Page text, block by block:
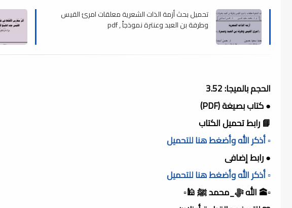
تحميل بحث أزمة الذات الشعرية معلقات امرئ القيس
وطرفة بن العبد وعنترة نموذجاً , pdf
الحجم بالميجا: 3.52
● كتاب بصيغة (PDF)
📘 رابط تحميل الكتاب
▫️ أذكر الله وأضغط هنا للتحميل
● رابط إضافى
▫️ أذكر الله وأضغط هنا للتحميل
▫️🕋 الله ﷻ_محمد ﷺ 🕌▫️